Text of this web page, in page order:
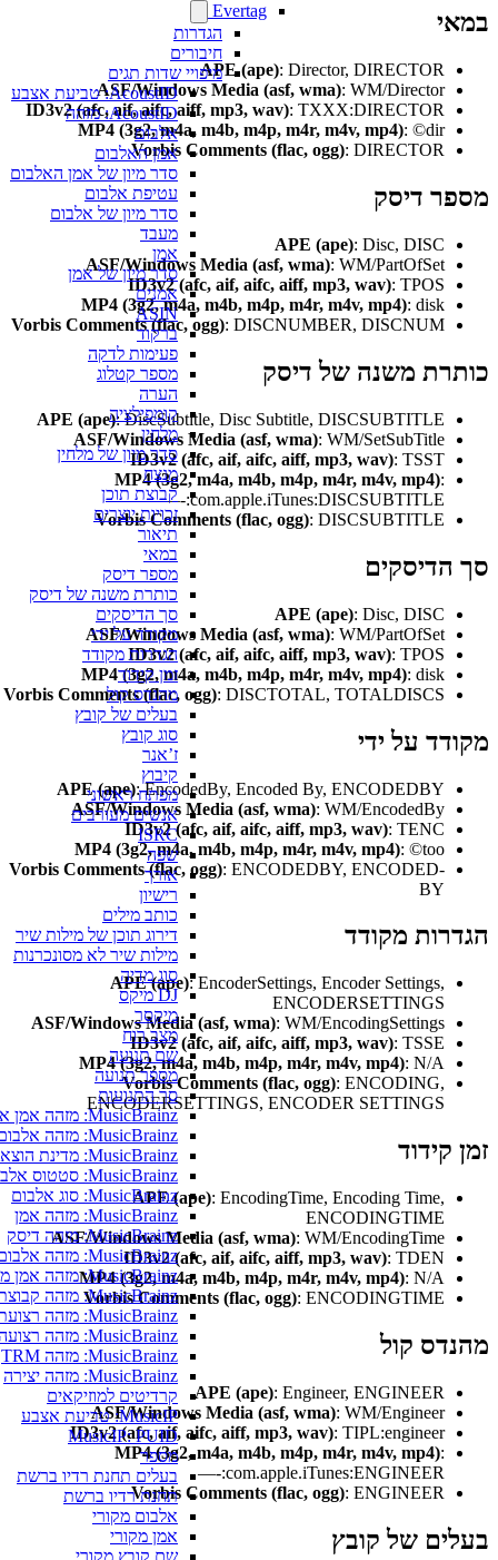
Evertag
הגדרות
חיבורים
מיפויי שדות תגים
AcoustID: טביעת אצבע
AcoustID: מזהה
אלבום
אמן האלבום
סדר מיון של אמן האלבום
עטיפת אלבום
סדר מיון של אלבום
מעבד
סדר מיון של אמן
אמנים
ASIN
ברקוד
פעימות לדקה
מספר קטלוג
הערה
קומפילציה
מלחין
סדר מיון של מלחין
מנצח
קבוצת תוכן
זכויות יוצרים
תיאור
במאי
מספר דיסק
כותרת משנה של דיסק
סך הדיסקים
מקודד על ידי
הגדרות מקודד
זמן קידוד
מהנדס קול
בעלים של קובץ
סוג קובץ
ז’אנר
קיבוץ
מפתח ראשוני
אנשים מעורבים
ISRC
שפה
אורך
רישיון
כותב מילים
דירוג תוכן של מילות שיר
מילות שיר לא מסונכרנות
סוג מדיה
DJ מיקס
מיקסר
מצב רוח
שם תנועה
מספר תנועה
סך התנועות
MusicBrainz: מזהה אמן אלבום
MusicBrainz: מזהה אלבום
MusicBrainz: מדינת הוצאה לאור של אלבום
MusicBrainz: סטטוס אלבום
MusicBrainz: סוג אלבום
MusicBrainz: מזהה אמן
MusicBrainz: מזהה דיסק
MusicBrainz: מזהה אלבום מקורי
MusicBrainz: מזהה אמן מקורי
MusicBrainz: מזהה קבוצת הוצאה לאור
MusicBrainz: מזהה רצועת הוצאה לאור
MusicBrainz: מזהה רצועה
MusicBrainz: מזהה TRM
MusicBrainz: מזהה יצירה
קרדיטים למוזיקאים
MusicIP: טביעת אצבע
MusicIP: PUID
מספר
בעלים תחנת רדיו ברשת
תחנת רדיו ברשת
אלבום מקורי
אמן מקורי
שם קובץ מקורי
APE (ape): Director, DIRECTOR
ASF/Windows Media (asf, wma): WM/Director
ID3v2 (afc, aif, aifc, aiff, mp3, wav): TXXX:DIRECTOR
MP4 (3g2, m4a, m4b, m4p, m4r, m4v, mp4) : ©dir
Vorbis Comments (flac, ogg): DIRECTOR
דיסק
APE (ape) : Disc, DISC
ASF/Windows Media (asf, wma): WM/PartOfSet
ID3v2 (afc, aif, aifc, aiff, mp3, wav): TPOS
MP4 (3g2, m4a, m4b, m4p, m4r, m4v, mp4)
: disk
Vorbis Comments (flac, ogg): DISCNUMBER, DISCNUM
משנה של דיסק
APE (ape): DiscSubtitle, Disc Subtitle, DISCSUBTITLE
ASF/Windows Media (asf, wma): WM/SetSubTitle
ID3v2 (afc, aif, aifc, aiff, mp3, wav): TSST
MP4 (3g2, m4a, m4b, m4p, m4r, m4v, mp4)
—-:com.apple.iTunes:DISCSUBTITLE
Vorbis Comments (flac, ogg): DISCSUBTITLE
APE (ape) : Disc, DISC
ASF/Windows Media (asf, wma): WM/PartOfSet
ID3v2 (afc, aif, aifc, aiff, mp3, wav): TPOS
MP4 (3g2, m4a, m4b, m4p, m4r, m4v, mp4)
: disk
Vorbis Comments (flac, ogg): DISCTOTAL, TOTALDISCS
על ידי
APE (ape): EncodedBy, Encoded By, ENCODEDBY
ASF/Windows Media (asf, wma): WM/EncodedBy
ID3v2 (afc, aif, aifc, aiff, mp3, wav): TENC
MP4 (3g2, m4a, m4b, m4p, m4r, m4v, mp4) : ©too
Vorbis Comments (flac, ogg): ENCODEDBY, ENCODED-
מקודד
APE (ape): EncoderSettings, Encoder Settings,
ENCODERSETTINGS
ASF/Windows Media (asf, wma): WM/EncodingSettings
ID3v2 (afc, aif, aifc, aiff, mp3, wav): TSSE
MP4 (3g2, m4a, m4b, m4p, m4r, m4v, mp4)
: N/A
Vorbis Comments (flac, ogg): ENCODING,
ENCODERSETTINGS, ENCODER SETTINGS
APE (ape): EncodingTime, Encoding Time,
ENCODINGTIME
ASF/Windows Media (asf, wma): WM/EncodingTime
ID3v2 (afc, aif, aifc, aiff, mp3, wav): TDEN
MP4 (3g2, m4a, m4b, m4p, m4r, m4v, mp4)
: N/A
Vorbis Comments (flac, ogg): ENCODINGTIME
קול
APE (ape): Engineer, ENGINEER
ASF/Windows Media (asf, wma): WM/Engineer
ID3v2 (afc, aif, aifc, aiff, mp3, wav): TIPL:engineer
MP4 (3g2, m4a, m4b, m4p, m4r, m4v, mp4)
—-:com.apple.iTunes:ENGINEER
Vorbis Comments (flac, ogg): ENGINEER
של קובץ